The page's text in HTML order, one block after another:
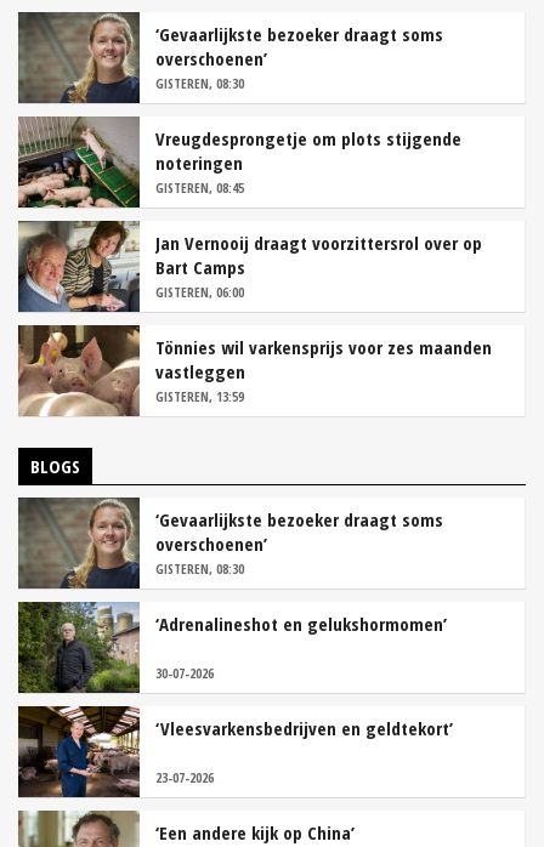
‘Gevaarlijkste bezoeker draagt soms
overschoenen’
GISTEREN, 08:30
Vreugdesprongetje om plots stijgende
noteringen
GISTEREN, 08:45
Jan Vernooij draagt voorzittersrol over op
Bart Camps
GISTEREN, 06:00
Tönnies wil varkensprijs voor zes maanden
vastleggen
GISTEREN, 13:59
BLOGS
‘Gevaarlijkste bezoeker draagt soms
overschoenen’
GISTEREN, 08:30
‘Adrenalineshot en gelukshormomen’
30-07-2026
‘Vleesvarkensbedrijven en geldtekort’
23-07-2026
‘Een andere kijk op China’